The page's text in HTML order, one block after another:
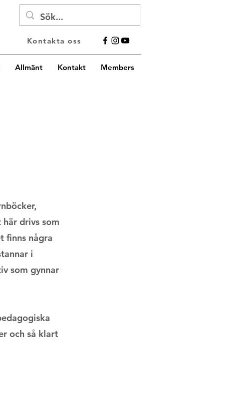
Kontakta oss
Allmänt Kontakt Members
drivs som
finns några
i
som gynnar
och så klart